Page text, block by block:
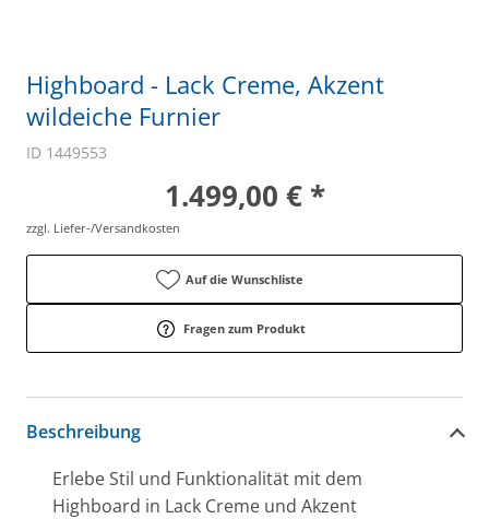
Highboard - Lack Creme, Akzent
wildeiche Furnier
ID 1449553
1.499,00 € *
zzgl. Liefer-/Versandkosten
Auf die Wunschliste
Fragen zum Produkt
Beschreibung
Erlebe Stil und Funktionalität mit dem
Highboard in Lack Creme und Akzent